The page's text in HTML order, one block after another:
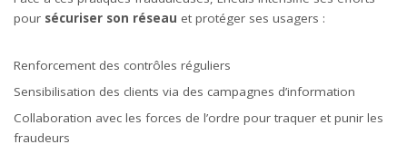
pour sécuriser son réseau et protéger ses usagers :
Renforcement des contrôles réguliers
Sensibilisation des clients via des campagnes d’information
Collaboration avec les forces de l’ordre pour traquer et punir les
fraudeurs